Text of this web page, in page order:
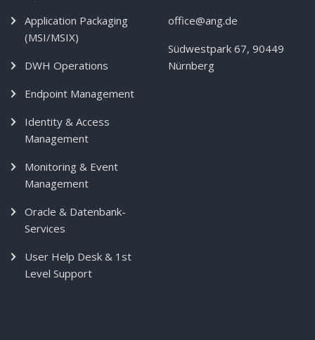
Application Packaging
(MSI/MSIX)
DWH Operations
Endpoint Management
Identity & Access
Management
Monitoring & Event
Management
Oracle & Datenbank-
Services
User Help Desk & 1st
Level Support
office@ang.de
Südwestpark 67, 90449
Nürnberg